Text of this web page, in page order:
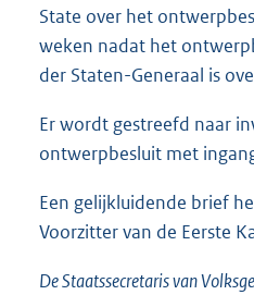
State over het
weken nadat het
der Staten-Generaal is
Er wordt gestreefd naar
ontwerpbesluit met
Een gelijkluidende brief
Voorzitter van de Eerste
De Staatssecretaris van